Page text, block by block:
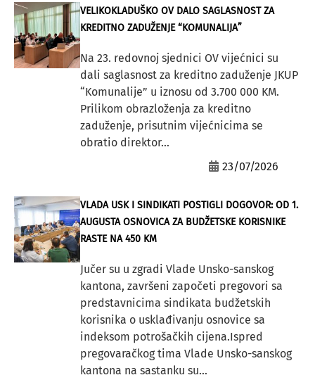
VELIKOKLADUŠKO OV DALO SAGLASNOST ZA
KREDITNO ZADUŽENJE “KOMUNALIJA”
Na 23. redovnoj sjednici OV vijećnici su
dali saglasnost za kreditno zaduženje JKUP
“Komunalije” u iznosu od 3.700 000 KM.
Prilikom obrazloženja za kreditno
zaduženje, prisutnim vijećnicima se
obratio direktor...
23/07/2026
VLADA USK I SINDIKATI POSTIGLI DOGOVOR: OD 1.
AUGUSTA OSNOVICA ZA BUDŽETSKE KORISNIKE
RASTE NA 450 KM
Jučer su u zgradi Vlade Unsko-sanskog
kantona, završeni započeti pregovori sa
predstavnicima sindikata budžetskih
korisnika o usklađivanju osnovice sa
indeksom potrošačkih cijena.Ispred
pregovaračkog tima Vlade Unsko-sanskog
kantona na sastanku su...